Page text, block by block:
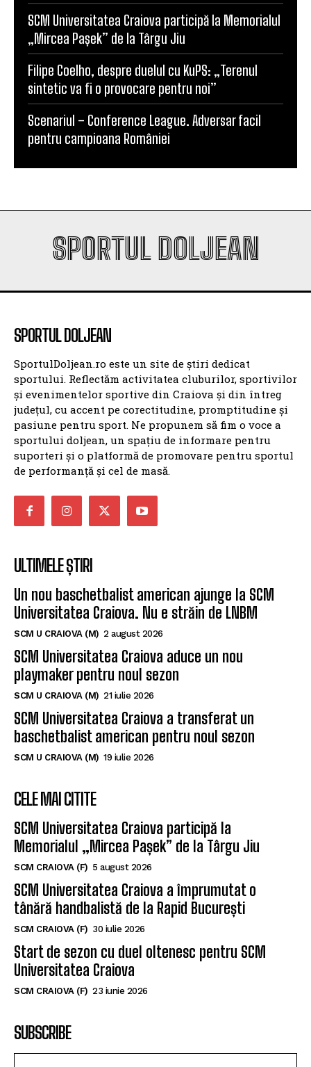
SCM Universitatea Craiova participă la Memorialul
„Mircea Pașek” de la Târgu Jiu
Filipe Coelho, despre duelul cu KuPS: „Terenul
sintetic va fi o provocare pentru noi”
Scenariul – Conference League. Adversar facil
pentru campioana României
SPORTUL DOLJEAN
SPORTUL DOLJEAN
SportulDoljean.ro este un site de știri dedicat
sportului. Reflectăm activitatea cluburilor, sportivilor
și evenimentelor sportive din Craiova și din întreg
județul, cu accent pe corectitudine, promptitudine și
pasiune pentru sport. Ne propunem să fim o voce a
sportului doljean, un spațiu de informare pentru
suporteri și o platformă de promovare pentru sportul
de performanță și cel de masă.
ULTIMELE ȘTIRI
Un nou baschetbalist american ajunge la SCM
Universitatea Craiova. Nu e străin de LNBM
SCM U CRAIOVA (M) 2 august 2026
SCM Universitatea Craiova aduce un nou
playmaker pentru noul sezon
SCM U CRAIOVA (M) 21 iulie 2026
SCM Universitatea Craiova a transferat un
baschetbalist american pentru noul sezon
SCM U CRAIOVA (M) 19 iulie 2026
CELE MAI CITITE
SCM Universitatea Craiova participă la
Memorialul „Mircea Pașek” de la Târgu Jiu
SCM CRAIOVA (F) 5 august 2026
SCM Universitatea Craiova a împrumutat o
tânără handbalistă de la Rapid București
SCM CRAIOVA (F) 30 iulie 2026
Start de sezon cu duel oltenesc pentru SCM
Universitatea Craiova
SCM CRAIOVA (F) 23 iunie 2026
SUBSCRIBE